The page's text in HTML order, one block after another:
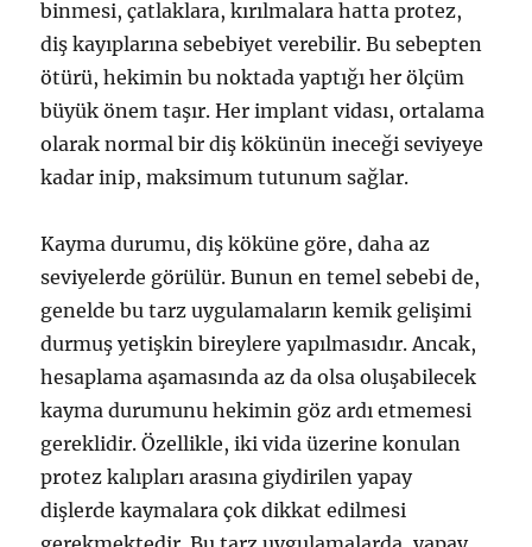
binmesi, çatlaklara, kırılmalara hatta protez,
diş kayıplarına sebebiyet verebilir. Bu sebepten
ötürü, hekimin bu noktada yaptığı her ölçüm
büyük önem taşır. Her implant vidası, ortalama
olarak normal bir diş kökünün ineceği seviyeye
kadar inip, maksimum tutunum sağlar.
Kayma durumu, diş köküne göre, daha az
seviyelerde görülür. Bunun en temel sebebi de,
genelde bu tarz uygulamaların kemik gelişimi
durmuş yetişkin bireylere yapılmasıdır. Ancak,
hesaplama aşamasında az da olsa oluşabilecek
kayma durumunu hekimin göz ardı etmemesi
gereklidir. Özellikle, iki vida üzerine konulan
protez kalıpları arasına giydirilen yapay
dişlerde kaymalara çok dikkat edilmesi